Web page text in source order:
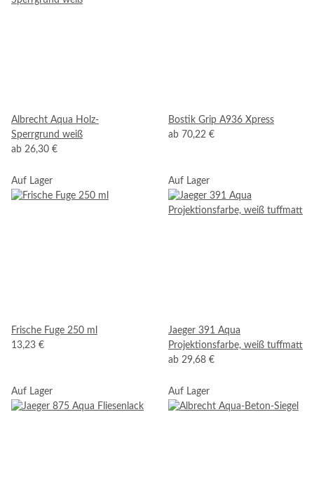
Albrecht Aqua Holz-
Sperrgrund weiß
ab 26,30 €
Bostik Grip A936 Xpress
ab 70,22 €
Auf Lager
Frische Fuge 250 ml
13,23 €
Auf Lager
Jaeger 391 Aqua
Projektionsfarbe, weiß tuffmatt
ab 29,68 €
Auf Lager Auf Lager